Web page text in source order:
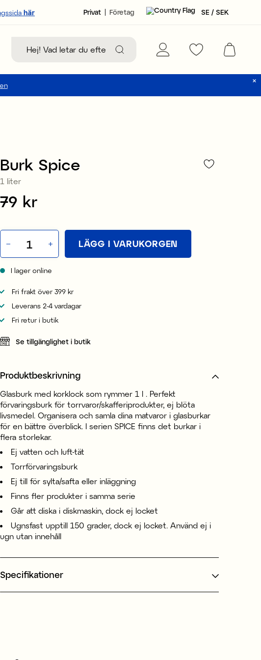
här Privat Företag SE / SEK
Burk Spice
1 liter
Pris:79 kr
79 kr
LÄGG I VARUKORGEN
I lager online
Fri frakt över 399 kr
Leverans 2-4 vardagar
Fri retur i butik
Se tillgänglighet i butik
Produktbeskrivning
Glasburk med korklock som rymmer 1 l . Perfekt
förvaringsburk för torrvaror/skafferiprodukter, ej blöta
livsmedel. Organisera och samla dina matvaror i glasburkar
för en bättre överblick. I serien SPICE finns det burkar i
flera storlekar.
Ej vatten och luft-tät
Torrförvaringsburk
Ej till för sylta/safta eller inläggning
Finns fler produkter i samma serie
Går att diska i diskmaskin, dock ej locket
Ugnsfast upptill 150 grader, dock ej locket. Använd ej i
ugn utan innehåll
Specifikationer